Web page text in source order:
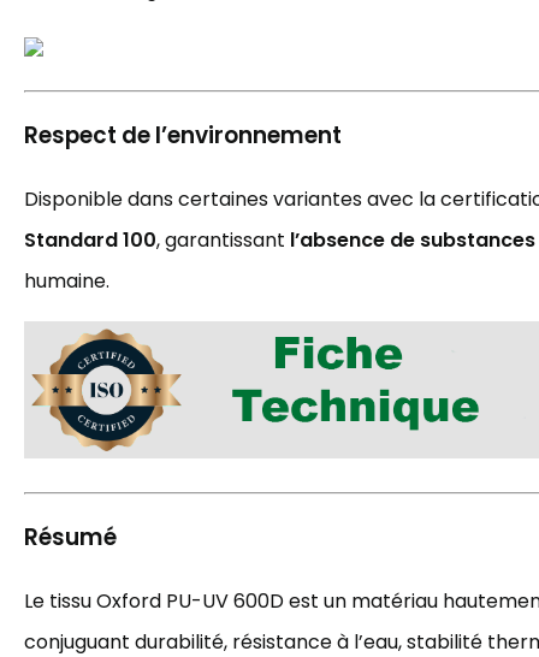
Respect de l’environnement
Disponible dans certaines variantes avec la
Standard 100, garantissant l’absence de
humaine.
Résumé
Le tissu Oxford PU-UV 600D est un matériau
conjuguant durabilité, résistance à l’eau, stabilité